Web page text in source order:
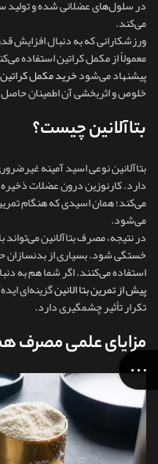
می‌کند.
ورزشکارانی که به دنبال افزایش
معمولاً از مکمل کراتین استفاده
پیشنهاد می‌شودخرید مکمل کراتین
خلوص و اثربخشی آن اطمینان
بتاآلانین چیست؟
بتاآلانین نوعی اسید آمینه
دارد. کارنوزین درون عضلات
می‌کند؛ همان اسیدی که هنگام
می‌شود.
در نتیجه، مصرف بتاآلانین
خستگی شود. بسیاری از بدنسازان
استفاده می‌کنند. اگر شما هم به
پیش از تمرین بتا الانینگزینه‌ای
تکرار تأثیر چشمگیری دارد.
مزایای علمی مصرف